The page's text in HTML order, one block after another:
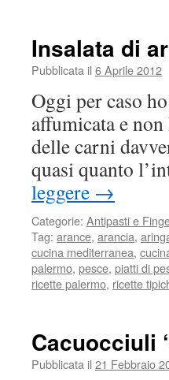
Insalata di
Pubblicata il 6 Aprile 2012
Oggi per caso
affumicata e
delle carni
quasi quanto
leggere →
Categorie: Antipasti e
Tag: arance, arancia,
cucina mediterranea,
palermo, pesce, piatti di
ricette palermo, ricette
Cacuocciuli
Pubblicata il 21 Febbraio